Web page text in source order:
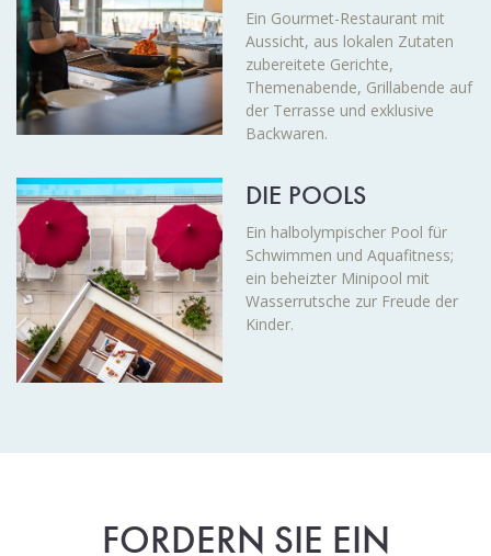
Ein Gourmet-Restaurant mit
Aussicht, aus lokalen Zutaten
zubereitete Gerichte,
Themenabende, Grillabende auf
der Terrasse und exklusive
Backwaren.
DIE POOLS
Ein halbolympischer Pool für
Schwimmen und Aquafitness;
ein beheizter Minipool mit
Wasserrutsche zur Freude der
Kinder.
FORDERN SIE EIN